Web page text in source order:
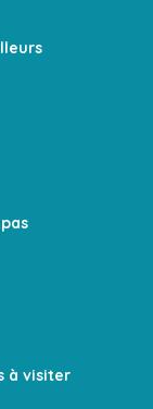
à visiter